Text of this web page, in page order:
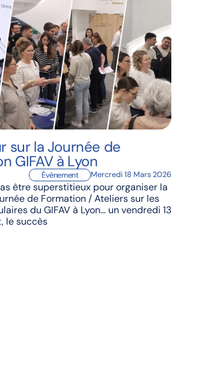
sur la Journée de
GIFAV à Lyon
Mercredi 18 Mars 2026
Évènement
être superstitieux pour organiser la
de Formation / Ateliers sur les
du GIFAV à Lyon… un vendredi 13
le succès